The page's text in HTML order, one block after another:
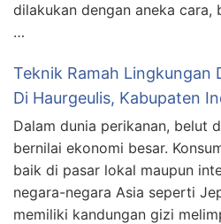
dilakukan dengan aneka
…
Teknik Ramah Lingkungan
Di Haurgeulis, Kabupaten
Dalam dunia perikanan, belut
bernilai ekonomi besar.
baik di pasar lokal maupun
negara-negara Asia seperti
memiliki kandungan gizi